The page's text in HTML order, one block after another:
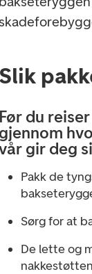
Slik
Før du
gjennom
gir deg
Pakk de
Sørg for at
De lette og